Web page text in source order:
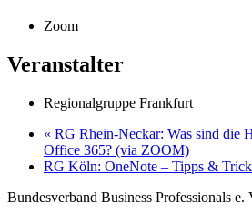
Zoom
Veranstalter
Regionalgruppe Frankfurt
« RG Rhein-Neckar: Was sind die
Office 365? (via ZOOM)
RG Köln: OneNote – Tipps &
Bundesverband Business Professionals e.